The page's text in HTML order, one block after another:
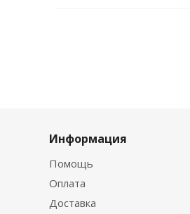
Информация
Помощь
Оплата
Доставка